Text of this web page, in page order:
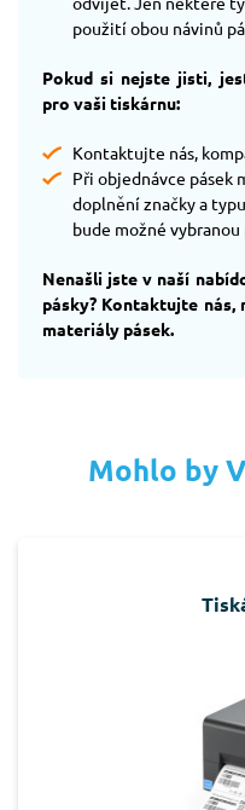
použití obou návinů
Pokud si nejste jisti,
pro vaši tiskárnu:
Kontaktujte nás,
Při objednávce pásek
doplnění značky a
bude možné
Nenašli jste v naší
pásky? Kontaktujte
materiály pásek.
Mohlo by